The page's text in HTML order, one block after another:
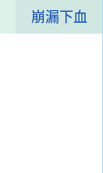
崩漏下血